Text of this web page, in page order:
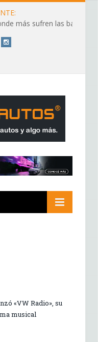
más sufren las baterías?
Instagram
«VW Radio», su
musical